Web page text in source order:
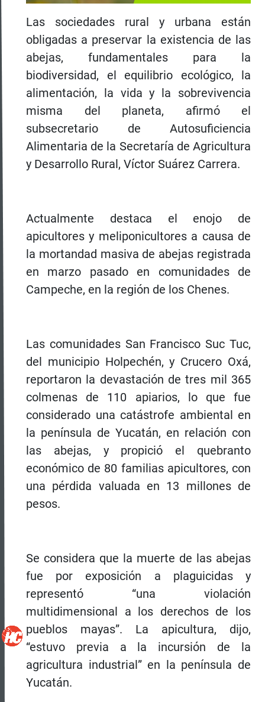
Las sociedades rural y urbana están
obligadas a preservar la existencia de las
abejas, fundamentales para la
biodiversidad, el equilibrio ecológico, la
alimentación, la vida y la sobrevivencia
misma del planeta, afirmó el
subsecretario de Autosuficiencia
Alimentaria de la Secretaría de Agricultura
y Desarrollo Rural, Víctor Suárez Carrera.
Actualmente destaca el enojo de
apicultores y meliponicultores a causa de
la mortandad masiva de abejas registrada
en marzo pasado en comunidades de
Campeche, en la región de los Chenes.
Las comunidades San Francisco Suc Tuc,
del municipio Holpechén, y Crucero Oxá,
reportaron la devastación de tres mil 365
colmenas de 110 apiarios, lo que fue
considerado una catástrofe ambiental en
la península de Yucatán, en relación con
las abejas, y propició el quebranto
económico de 80 familias apicultores, con
una pérdida valuada en 13 millones de
pesos.
Se considera que la muerte de las abejas
fue por exposición a plaguicidas y
representó “una violación
multidimensional a los derechos de los
pueblos mayas”. La apicultura, dijo,
“estuvo previa a la incursión de la
agricultura industrial” en la península de
Yucatán.